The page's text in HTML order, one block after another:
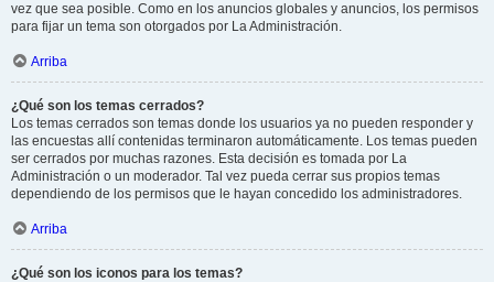
vez que sea posible. Como en los anuncios globales y anuncios, los permisos
para fijar un tema son otorgados por La Administración.
Arriba
¿Qué son los temas cerrados?
Los temas cerrados son temas donde los usuarios ya no pueden responder y
las encuestas allí contenidas terminaron automáticamente. Los temas pueden
ser cerrados por muchas razones. Esta decisión es tomada por La
Administración o un moderador. Tal vez pueda cerrar sus propios temas
dependiendo de los permisos que le hayan concedido los administradores.
Arriba
¿Qué son los iconos para los temas?